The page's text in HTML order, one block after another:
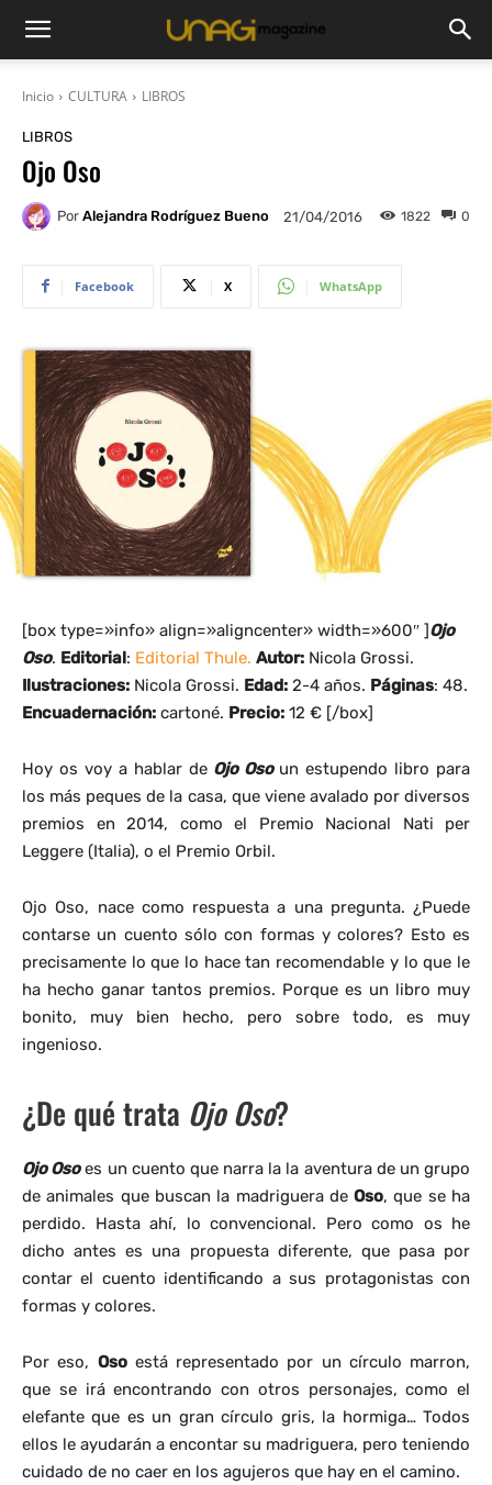
Inicio CULTURA LIBROS
LIBROS
Ojo Oso
Por Alejandra Rodríguez Bueno 21/04/2016 0
1822
Facebook X WhatsApp
[box type=»info» align=»aligncenter» width=»600″ ]Ojo
Oso. Editorial: Editorial Thule. Autor: Nicola Grossi.
Ilustraciones: Nicola Grossi. Edad: 2-4 años. Páginas: 48.
Encuadernación: cartoné. Precio: 12 € [/box]
Hoy os voy a hablar de Ojo Oso un estupendo libro para
los más peques de la casa, que viene avalado por diversos
premios en 2014, como el Premio Nacional Nati per
Leggere (Italia), o el Premio Orbil.
Ojo Oso, nace como respuesta a una pregunta. ¿Puede
contarse un cuento sólo con formas y colores? Esto es
precisamente lo que lo hace tan recomendable y lo que le
ha hecho ganar tantos premios. Porque es un libro muy
bonito, muy bien hecho, pero sobre todo, es muy
ingenioso.
¿De qué trata Ojo Oso?
Ojo Osoes un cuento que narra la la aventura de un grupo
de animales que buscan la madriguera deOso, que se ha
perdido. Hasta ahí, lo convencional. Pero como os he
dicho antes es una propuesta diferente, que pasa por
contar el cuento identificando a sus protagonistas con
formas y colores.
Por eso, Osoestá representado por un círculo marron,
que se irá encontrando con otros personajes, como el
elefante que es un gran círculo gris, la hormiga… Todos
ellos le ayudarán a encontar su madriguera, pero teniendo
cuidado de no caer en los agujeros que hay en el camino.